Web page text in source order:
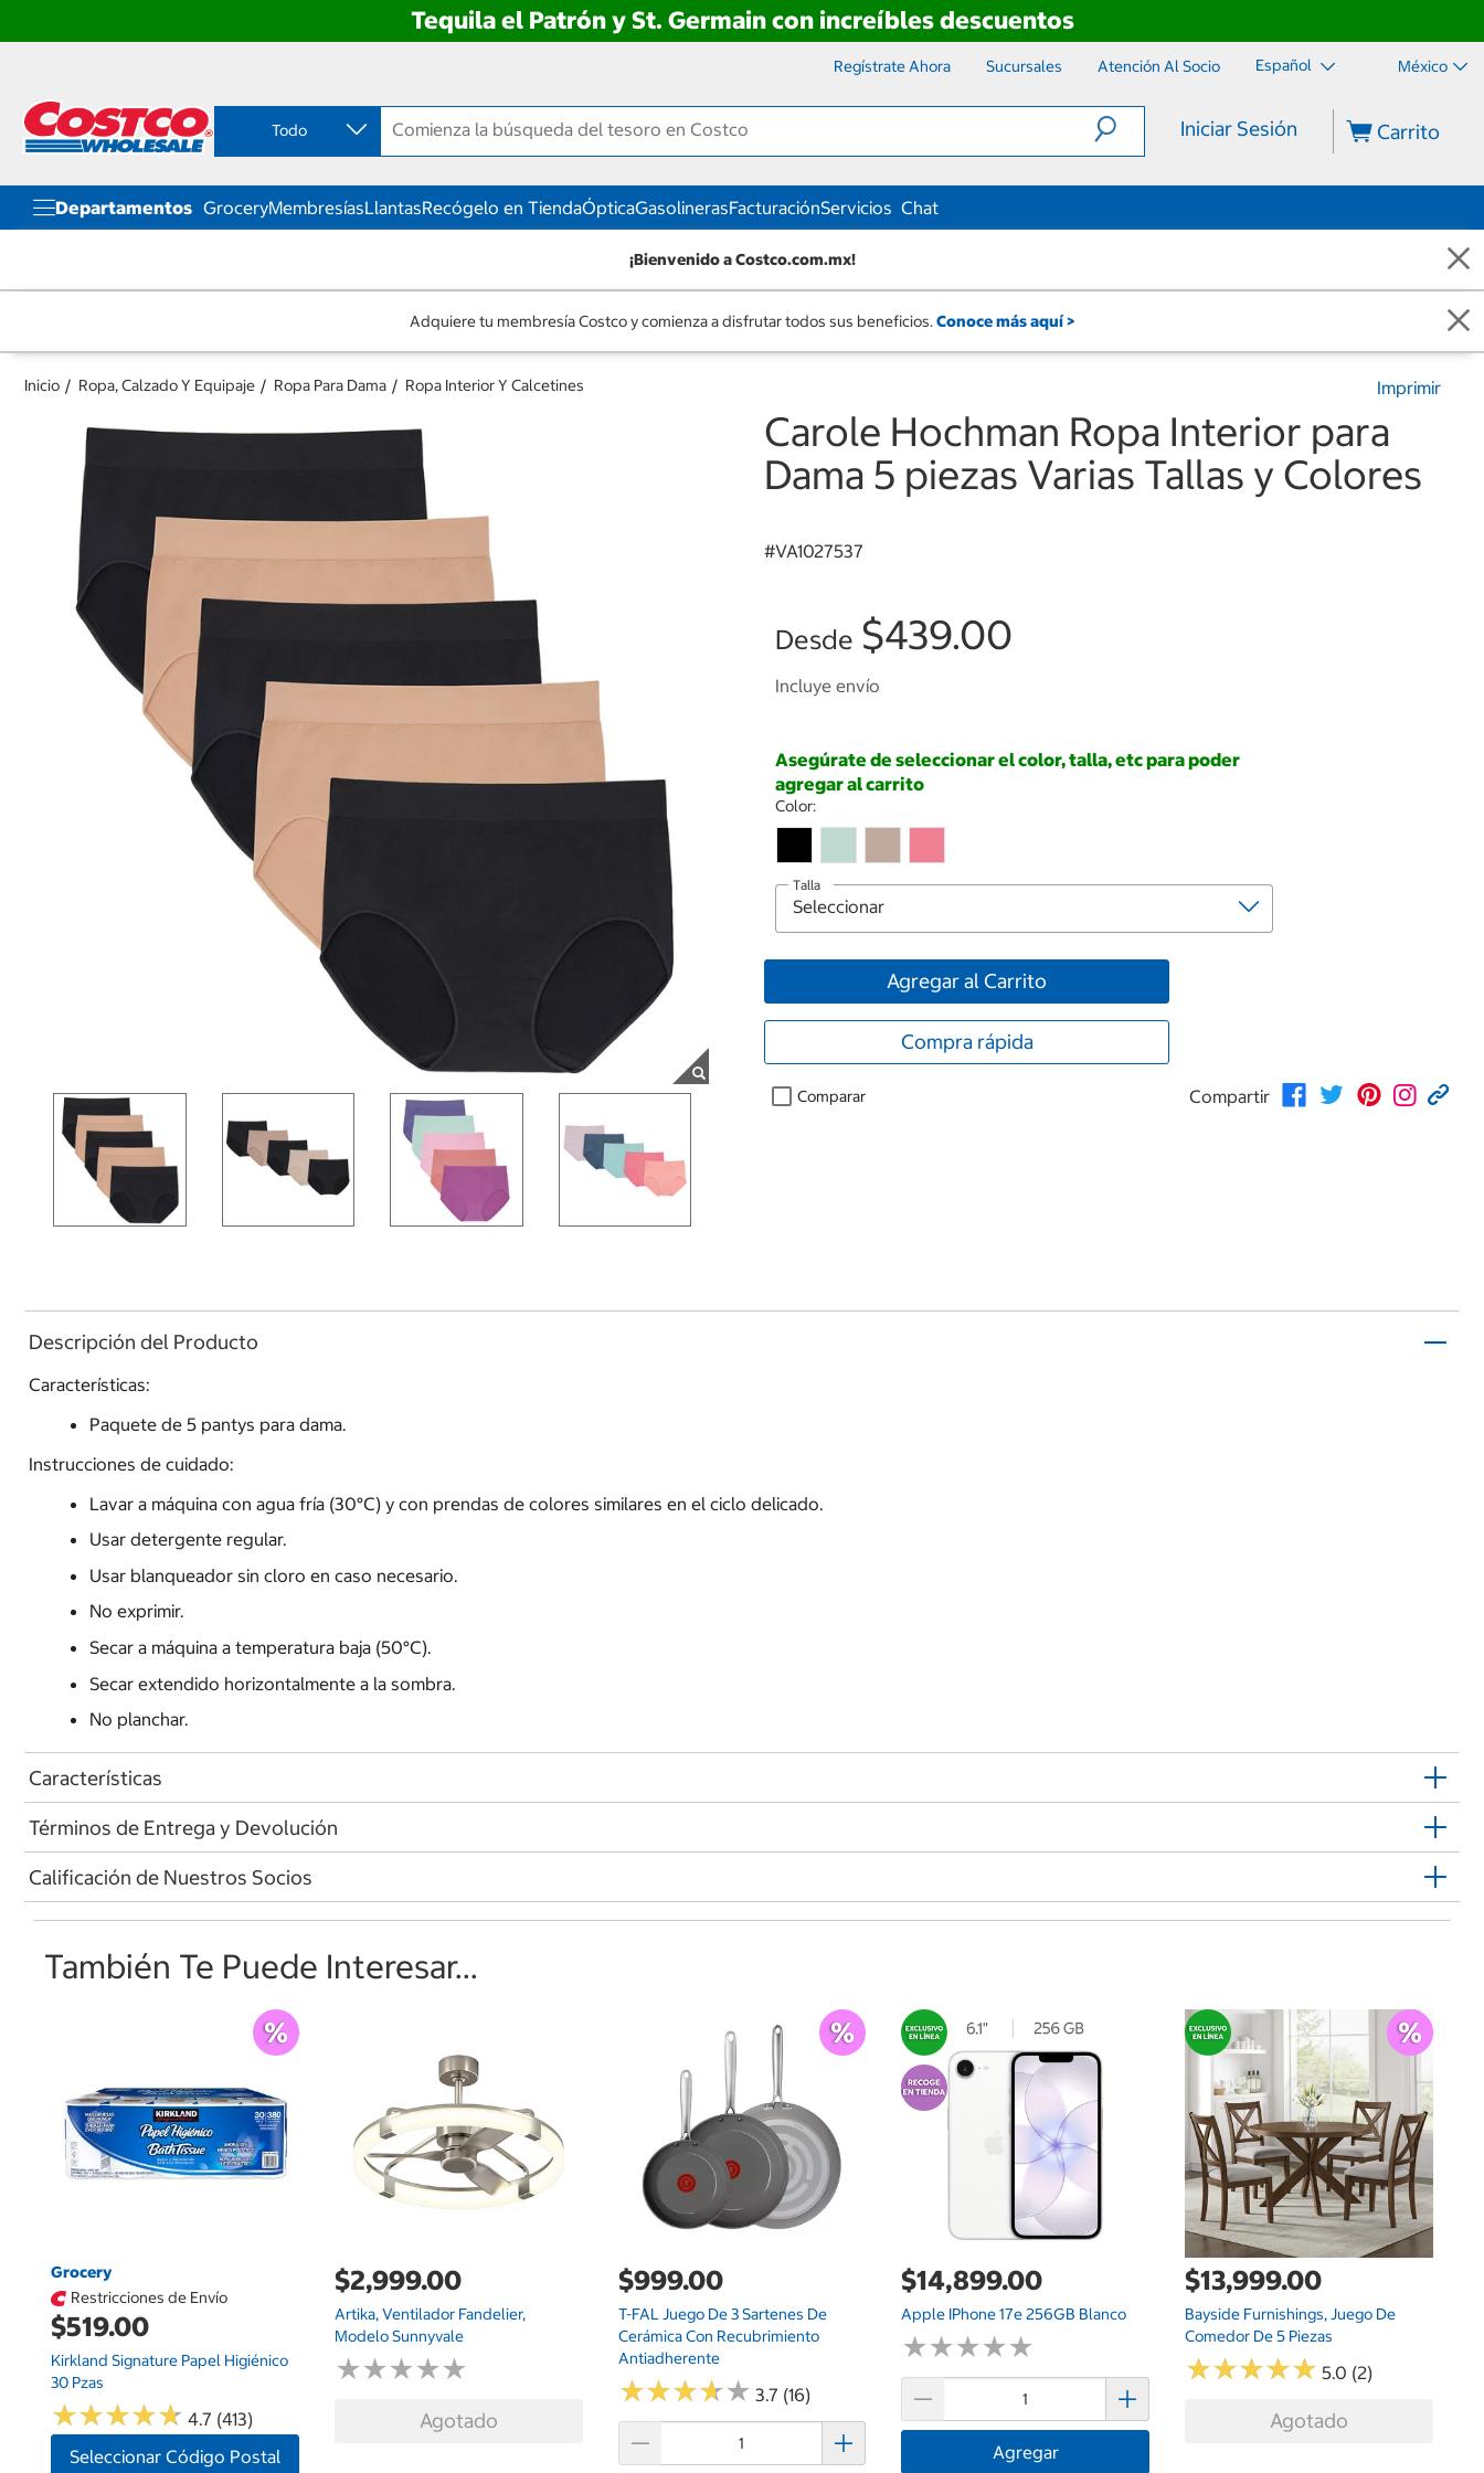
Tequila el Patrón y St. Germain con increíbles descuentos
contenido
menú
navegación
Regístrate Ahora Sucursales Atención Al Socio Español México
Todo Iniciar Sesión Carrito
Departamentos GroceryMembresíasLlantasRecógelo en TiendaÓpticaGasolinerasFacturaciónServicios Chat
¡Bienvenido a Costco.com.mx!
Adquiere tu membresía Costco y comienza a disfrutar todos sus beneficios. Conoce más aquí >
Inicio Ropa, Calzado Y Equipaje Ropa Para Dama Ropa Interior Y Calcetines Imprimir
Carole Hochman Ropa Interior para
Dama 5 piezas Varias Tallas y Colores
#VA1027537
Desde $439.00
Incluye envío
Asegúrate de seleccionar el color, talla, etc para poder
agregar al carrito
Color:
Talla
Agregar al Carrito
Compra rápida
Comparar Compartir
Descripción del Producto
Características:
Paquete de 5 pantys para dama.
Instrucciones de cuidado:
Lavar a máquina con agua fría (30°C) y con prendas de colores similares en el ciclo delicado.
Usar detergente regular.
Usar blanqueador sin cloro en caso necesario.
No exprimir.
Secar a máquina a temperatura baja (50°C).
Secar extendido horizontalmente a la sombra.
No planchar.
Características
Términos de Entrega y Devolución
Calificación de Nuestros Socios
También Te Puede Interesar...
Grocery
Restricciones de Envío
$519.00
Kirkland Signature Papel Higiénico
30 Pzas
★★★★★
★★★★★ 4.7 (413)
Seleccionar Código Postal
$2,999.00
Artika, Ventilador Fandelier,
Modelo Sunnyvale
★★★★★
★★★★★
Agotado
$999.00
T-FAL Juego De 3 Sartenes De
Cerámica Con Recubrimiento
Antiadherente
★★★★★
★★★★★ 3.7 (16)
$14,899.00
Apple IPhone 17e 256GB Blanco
★★★★★
★★★★★
Agregar
$13,999.00
Bayside Furnishings, Juego De
Comedor De 5 Piezas
★★★★★
★★★★★ 5.0 (2)
Agotado